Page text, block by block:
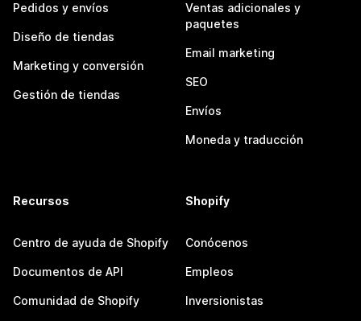
Pedidos y envíos
Diseño de tiendas
Marketing y conversión
Gestión de tiendas
Ventas adicionales y
paquetes
Email marketing
SEO
Envíos
Moneda y traducción
Recursos
Centro de ayuda de Shopify
Documentos de API
Comunidad de Shopify
Shopify
Conócenos
Empleos
Inversionistas